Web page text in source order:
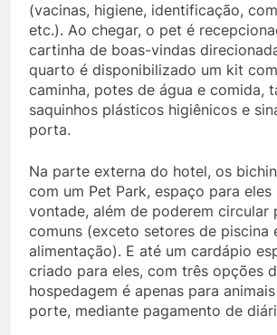
(vacinas, higiene, identificação,
etc.). Ao chegar, o pet é
cartinha de boas-vindas
quarto é disponibilizado um kit
caminha, potes de água e comida,
saquinhos plásticos higiênicos e
porta.
Na parte externa do hotel, os
com um Pet Park, espaço para eles
vontade, além de poderem circular
comuns (exceto setores de piscina
alimentação). E até um cardápio
criado para eles, com três opções
hospedagem é apenas para
porte, mediante pagamento de